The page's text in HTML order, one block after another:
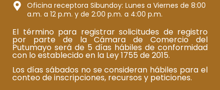
Oficina receptora Sibundoy: Lunes a Viernes de 8:00
a.m. a 12 p.m. y de 2:00 p.m. a 4:00 p.m.
El término para registrar solicitudes de registro
por parte de la Cámara de Comercio del
Putumayo será de 5 días hábiles de conformidad
con lo establecido en la Ley 1755 de 2015.
Los días sábados no se consideran hábiles para el
conteo de inscripciones, recursos y peticiones.